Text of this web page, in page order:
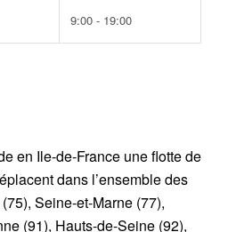
9:00 - 19:00
en Ile-de-France une flotte de
dans l’ensemble des
Seine-et-Marne (77),
(91), Hauts-de-Seine (92),